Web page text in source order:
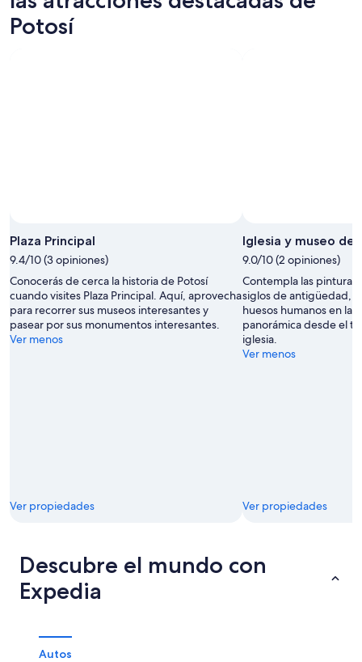
7
ago
mañana
por
Potosí
para
Potosí
Plaza Principal
9.4/10 (3 opiniones)
Conocerás de cerca la historia de Potosí
cuando visites Plaza Principal. Aquí, aprovecha
para recorrer sus museos interesantes y
pasear por sus monumentos interesantes.
Ver menos
Ver propiedades
Iglesia y museo de
9.0/10 (2 opiniones)
Contempla las pinturas
siglos de antigüedad,
huesos humanos en la
panorámica desde el
iglesia.
Ver menos
Ver propiedades
Descubre el mundo con
Expedia
Autos